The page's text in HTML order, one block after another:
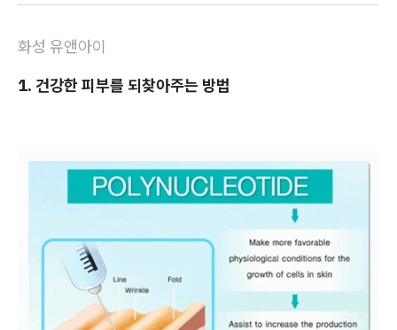
화성 유앤아이
1. 건강한 피부를 되찾아주는 방법